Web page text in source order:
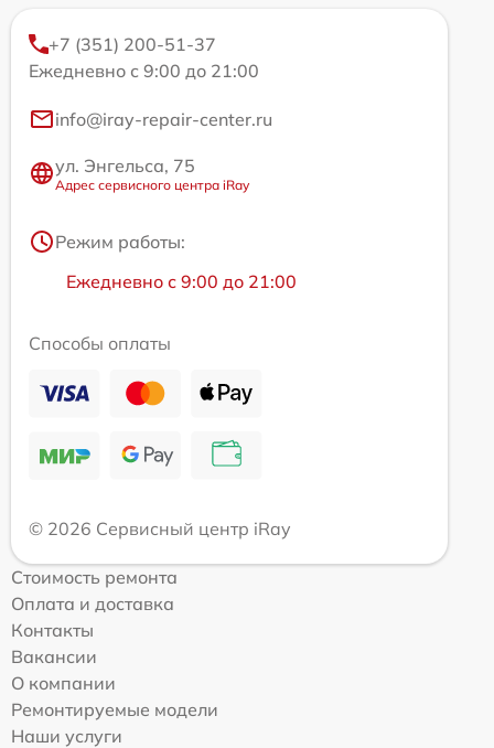
+7 (351) 200-51-37
Ежедневно с 9:00 до 21:00
info@iray-repair-center.ru
ул. Энгельса, 75
Адрес сервисного центра iRay
Режим работы:
Ежедневно с 9:00 до 21:00
Способы оплаты
© 2026 Сервисный центр iRay
Стоимость ремонта
Оплата и доставка
Контакты
Вакансии
О компании
Ремонтируемые модели
Наши услуги